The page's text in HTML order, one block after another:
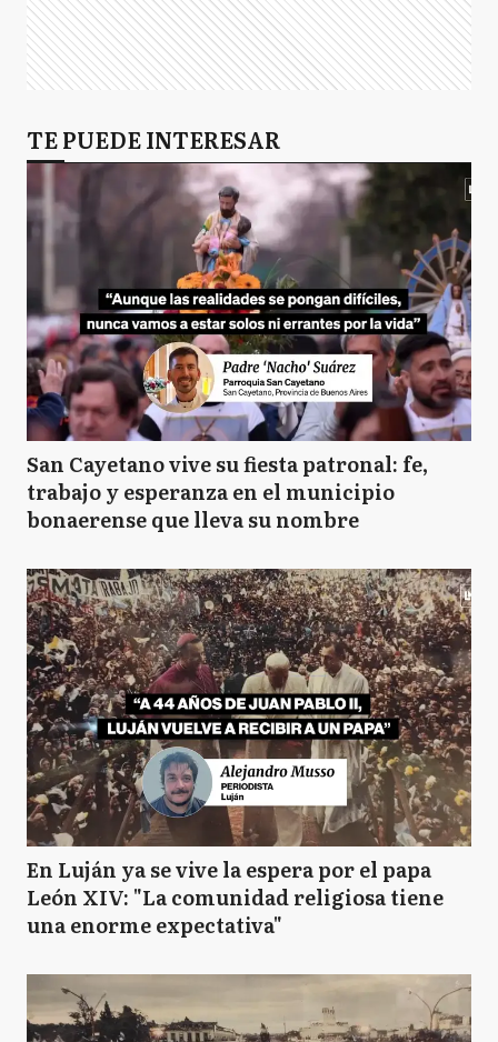
TE PUEDE INTERESAR
San Cayetano vive su fiesta patronal: fe,
trabajo y esperanza en el municipio
bonaerense que lleva su nombre
En Luján ya se vive la espera por el papa
León XIV: "La comunidad religiosa tiene
una enorme expectativa"